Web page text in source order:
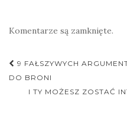
Komentarze są zamknięte.
Nawigacja
postu
9 FAŁSZYWYCH
DO BRONI
I TY MOŻESZ ZOSTAĆ